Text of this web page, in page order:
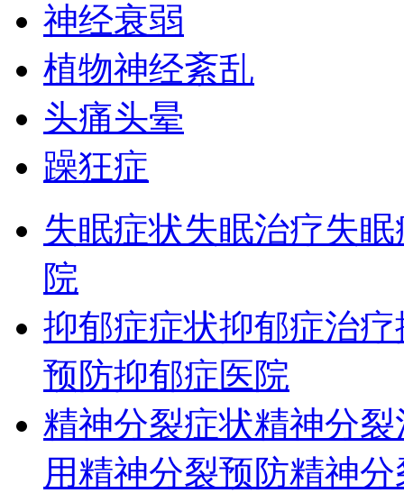
神经衰弱
植物神经紊乱
头痛头晕
躁狂症
失眠症状失眠治疗失
院
抑郁症症状抑郁症治疗
预防抑郁症医院
精神分裂症状精神分裂
用精神分裂预防精神